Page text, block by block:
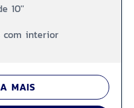
10''
com interior
MAIS